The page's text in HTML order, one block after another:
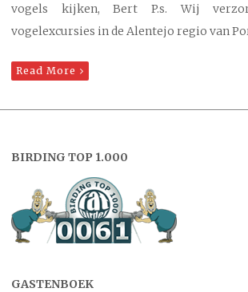
vogels kijken, Bert P.s. Wij
vogelexcursies in de Alentejo regio van
Read More
BIRDING TOP 1.000
GASTENBOEK